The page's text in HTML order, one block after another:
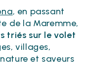
, en passant
de la Maremme,
triés sur le volet
villages,
et saveurs